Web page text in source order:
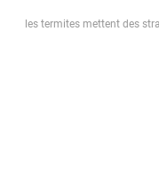
les termites mettent des